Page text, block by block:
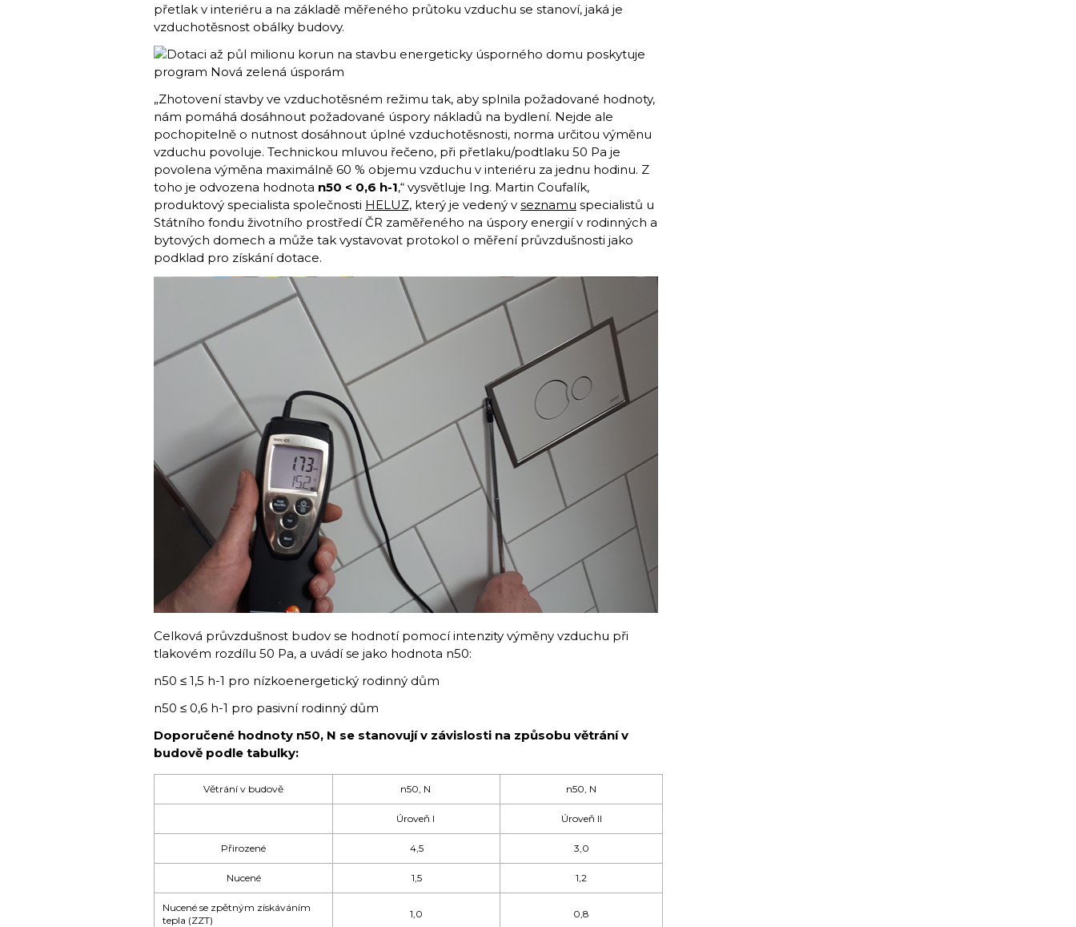
přetlak v interiéru a na základě měřeného průtoku vzduchu se stanoví, jaká je
vzduchotěsnost obálky budovy.
„Zhotovení stavby ve vzduchotěsném režimu tak, aby splnila požadované hodnoty,
nám pomáhá dosáhnout požadované úspory nákladů na bydlení. Nejde ale
pochopitelně o nutnost dosáhnout úplné vzduchotěsnosti, norma určitou výměnu
vzduchu povoluje. Technickou mluvou řečeno, při přetlaku/podtlaku 50 Pa je
povolena výměna maximálně 60 % objemu vzduchu v interiéru za jednu hodinu. Z
toho je odvozena hodnota n50 < 0,6 h-1,“ vysvětluje Ing. Martin Coufalík,
produktový specialista společnosti HELUZ, který je vedený v seznamu specialistů u
Státního fondu životního prostředí ČR zaměřeného na úspory energií v rodinných a
bytových domech a může tak vystavovat protokol o měření průvzdušnosti jako
podklad pro získání dotace.
Celková průvzdušnost budov se hodnotí pomocí intenzity výměny vzduchu při
tlakovém rozdílu 50 Pa, a uvádí se jako hodnota n50:
n50 ≤ 1,5 h-1 pro nízkoenergetický rodinný dům
n50 ≤ 0,6 h-1 pro pasivní rodinný dům
Doporučené hodnoty n50, N se stanovují v závislosti na způsobu větrání v
budově podle tabulky:
Větrání v budově n50, N n50, N
Úroveň I Úroveň II
Přirozené 4,5 3,0
Nucené 1,5 1,2
Nucené se zpětným získáváním
tepla (ZZT)
1,0 0,8